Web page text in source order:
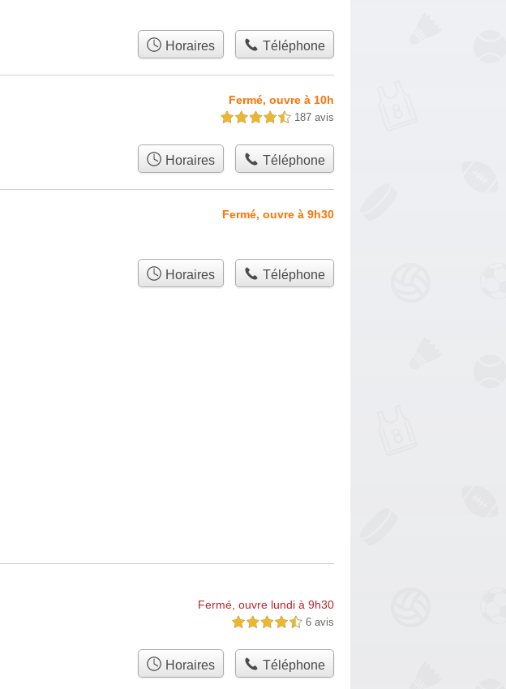
Horaires Téléphone
Fermé, ouvre à 10h
4,5 étoiles sur 5 187 avis
Horaires Téléphone
Fermé, ouvre à 9h30
Horaires Téléphone
Fermé, ouvre lundi à 9h30
4,5 étoiles sur 5 6 avis
Horaires Téléphone